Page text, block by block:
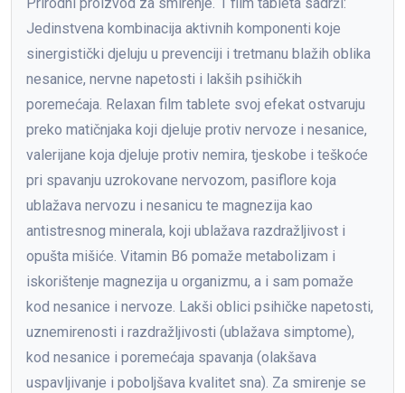
Jedinstvena kombinacija aktivnih komponenti koje
sinergistički djeluju u prevenciji i tretmanu blažih oblika
nesanice, nervne napetosti i lakših psihičkih
poremećaja. Relaxan film tablete svoj efekat ostvaruju
preko matičnjaka koji djeluje protiv nervoze i nesanice,
valerijane koja djeluje protiv nemira, tjeskobe i teškoće
pri spavanju uzrokovane nervozom, pasiflore koja
ublažava nervozu i nesanicu te magnezija kao
antistresnog minerala, koji ublažava razdražljivost i
opušta mišiće. Vitamin B6 pomaže metabolizam i
iskorištenje magnezija u organizmu, a i sam pomaže
kod nesanice i nervoze. Lakši oblici psihičke napetosti,
uznemirenosti i razdražljivosti (ublažava simptome),
kod nesanice i poremećaja spavanja (olakšava
uspavljivanje i poboljšava kvalitet sna). Za smirenje se